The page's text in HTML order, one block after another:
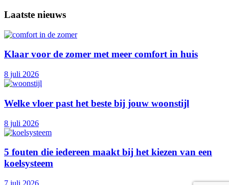
Laatste nieuws
Klaar voor de zomer met meer comfort in huis
8 juli 2026
Welke vloer past het beste bij jouw woonstijl
8 juli 2026
5 fouten die iedereen maakt bij het kiezen van een
koelsysteem
7 juli 2026